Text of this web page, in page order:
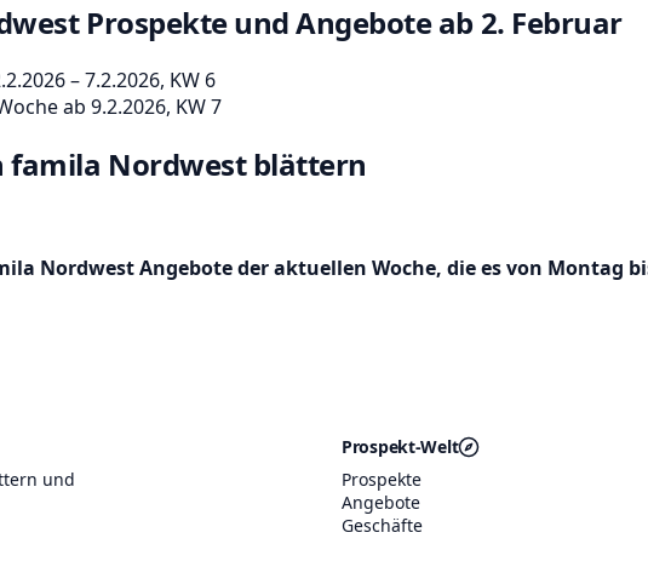
Prospekte und Angebote ab 2. Februar
– 7.2.2026, KW 6
ab 9.2.2026, KW 7
famila Nordwest blättern
Nordwest Angebote der aktuellen Woche, die es von Montag
und
Prospekt-Welt
Prospekte
Angebote
Geschäfte